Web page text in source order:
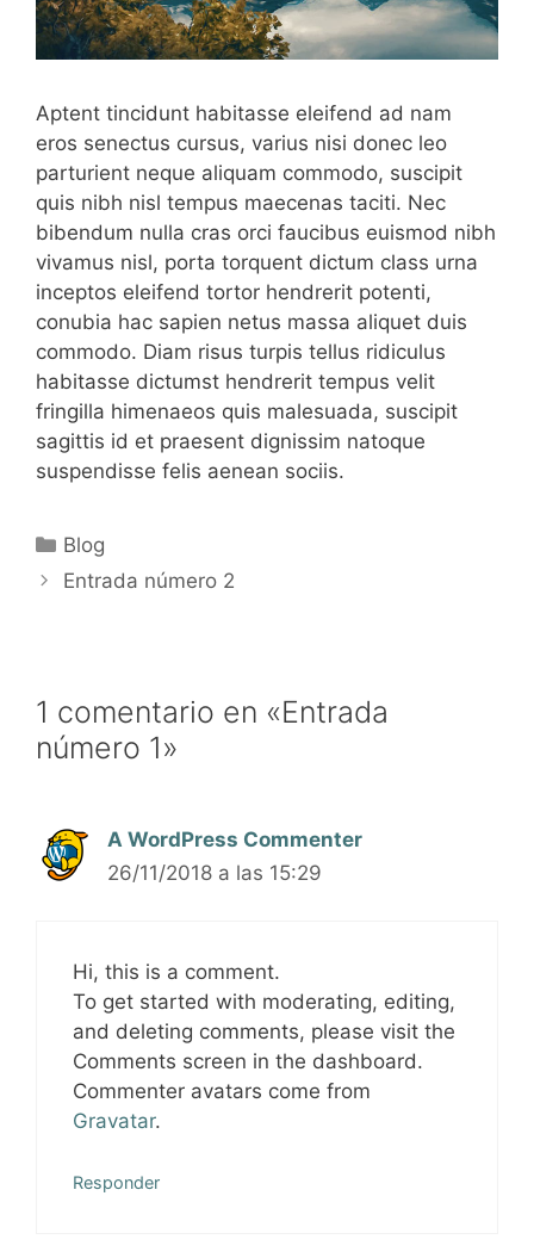
Aptent tincidunt habitasse eleifend ad nam
eros senectus cursus, varius nisi donec leo
parturient neque aliquam commodo, suscipit
quis nibh nisl tempus maecenas taciti. Nec
bibendum nulla cras orci faucibus euismod nibh
vivamus nisl, porta torquent dictum class urna
inceptos eleifend tortor hendrerit potenti,
conubia hac sapien netus massa aliquet duis
commodo. Diam risus turpis tellus ridiculus
habitasse dictumst hendrerit tempus velit
fringilla himenaeos quis malesuada, suscipit
sagittis id et praesent dignissim natoque
suspendisse felis aenean sociis.
Categorías
Blog
Entrada número 2
1 comentario en «Entrada
número 1»
A WordPress Commenter
26/11/2018 a las 15:29
Hi, this is a comment.
To get started with moderating, editing,
and deleting comments, please visit the
Comments screen in the dashboard.
Commenter avatars come from
Gravatar.
Responder